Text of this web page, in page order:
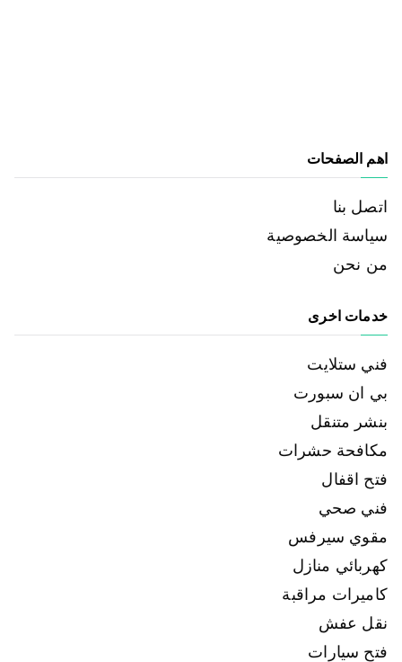
اهم الصفحات
اتصل بنا
سياسة الخصوصية
من نحن
خدمات اخرى
فني ستلايت
بي ان سبورت
بنشر متنقل
مكافحة حشرات
فتح اقفال
فني صحي
مقوي سيرفس
كهربائي منازل
كاميرات مراقبة
نقل عفش
فتح سيارات